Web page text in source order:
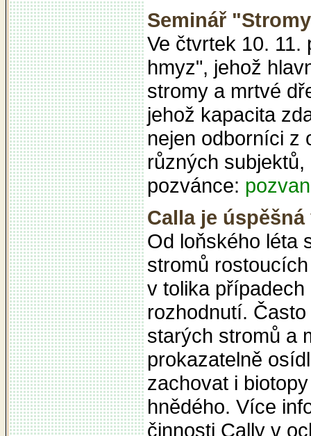
Seminář
Ve čtvrtek 10.
hmyz", jehož
stromy a mrtvé
jehož kapacita
nejen odborníci z
různých
pozvánce:
Calla je
Od loňského léta
stromů
v tolika
rozhodnutí.
starých stromů a
prokazatelně
zachovat i
hnědého. Více
činnosti Cally v